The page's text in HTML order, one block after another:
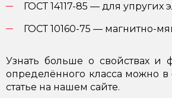
ГОСТ 14117-85 — для упругих
ГОСТ 10160-75 — магнитно-
Узнать больше о свойствах и
определённого класса можно в
статье на нашем сайте.